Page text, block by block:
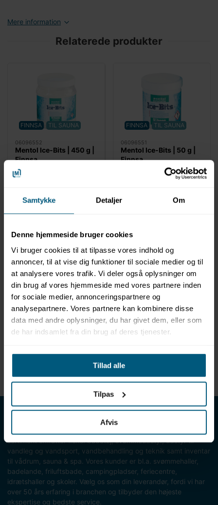
Samtykke Detaljer Om
Denne hjemmeside bruger cookies
Vi bruger cookies til at tilpasse vores indhold og
annoncer, til at vise dig funktioner til sociale medier og til
at analysere vores trafik. Vi deler også oplysninger om
din brug af vores hjemmeside med vores partnere inden
for sociale medier, annonceringspartnere og
analysepartnere. Vores partnere kan kombinere disse
data med andre oplysninger, du har givet dem, eller som
de har indsamlet fra din brug af deres tjenester.
Tillad alle
Tilpas
Afvis
Mere information
Relaterede produkter
FINNSA TIL SAUNA
06096552
Mentol Ice-Bits | 450 g |
Finnsa
FINNSA TIL SAUNA
06096551
Mentol Ice-Bits | 50 g |
Finnsa
Information Specifikationer
Produktinformation
Aromaskål, fordamper skål
LML SPORT - Alt til vand
sortiment omfatter f.eks. badetøj, svømmeudstyr, udstyr til
vandleg og vandsport, vandbehandling og teknik samt inventar
til vådrum, sauna & spa. Vores kunder er bl.a. svømmehaller,
badelande, friluftsbade, campingpladser, feriecentre,
idrætshaller og skoler. Vælg os som din leverandør, fordi vi har
over 50 års erfaring i branchen og tilbyder den højeste
ekspertise og bedste service.